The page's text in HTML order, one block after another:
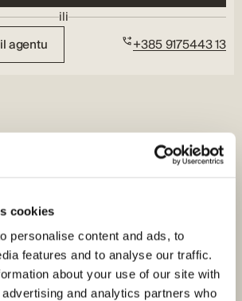
cookies
personalise content and ads, to
features and to analyse our traffic.
about your use of our site with
and analytics partners who
ili
agentu
+385 9175443 13